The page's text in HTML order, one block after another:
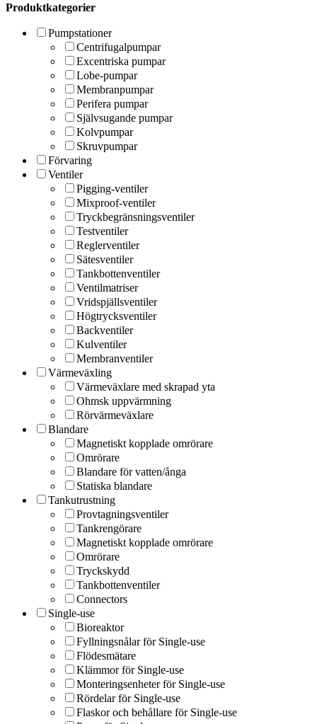
Produktkategorier
Pumpstationer
Centrifugalpumpar
Excentriska pumpar
Lobe-pumpar
Membranpumpar
Perifera pumpar
Självsugande pumpar
Kolvpumpar
Skruvpumpar
Förvaring
Ventiler
Pigging-ventiler
Mixproof-ventiler
Tryckbegränsningsventiler
Testventiler
Reglerventiler
Sätesventiler
Tankbottenventiler
Ventilmatriser
Vridspjällsventiler
Högtrycksventiler
Backventiler
Kulventiler
Membranventiler
Värmeväxling
Värmeväxlare med skrapad yta
Ohmsk uppvärmning
Rörvärmeväxlare
Blandare
Magnetiskt kopplade omrörare
Omrörare
Blandare för vatten/ånga
Statiska blandare
Tankutrustning
Provtagningsventiler
Tankrengörare
Magnetiskt kopplade omrörare
Omrörare
Tryckskydd
Tankbottenventiler
Connectors
Single-use
Bioreaktor
Fyllningsnålar för Single-use
Flödesmätare
Klämmor för Single-use
Monteringsenheter för Single-use
Rördelar för Single-use
Flaskor och behållare för Single-use